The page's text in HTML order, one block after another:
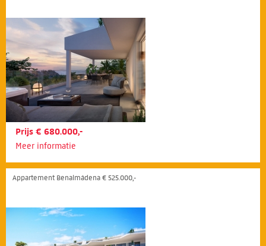
Prijs € 680.000,-
Meer informatie
Appartement Benalmádena € 525.000,-